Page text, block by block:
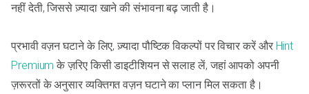
नहीं देती, जिससे ज़्यादा खाने की संभावना बढ़ जाती है।
प्रभावी वज़न घटाने के लिए, ज़्यादा पौष्टिक विकल्पों पर विचार करें और Hint
Premium के ज़रिए किसी डाइटीशियन से सलाह लें, जहां आपको अपनी
ज़रूरतों के अनुसार व्यक्तिगत वज़न घटाने का प्लान मिल सकता है।